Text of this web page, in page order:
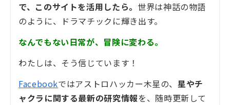
で、このサイトを活用したら。 世界は神話の物語
のように、ドラマチックに輝き出す。
なんでもない日常が、冒険に変わる。
わたしは、そう信じています！
Facebookではアストロハッカー木星の、星やチ
ャクラに関する最新の研究情報を、随時更新して